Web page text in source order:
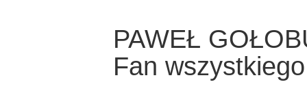
PAWEŁ
Fan wszystkiego